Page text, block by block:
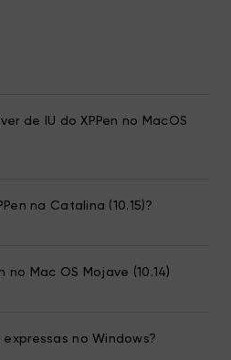
de IU do XPPen no MacOS
na Catalina (10.15)?
no Mac OS Mojave (10.14)
no Windows?